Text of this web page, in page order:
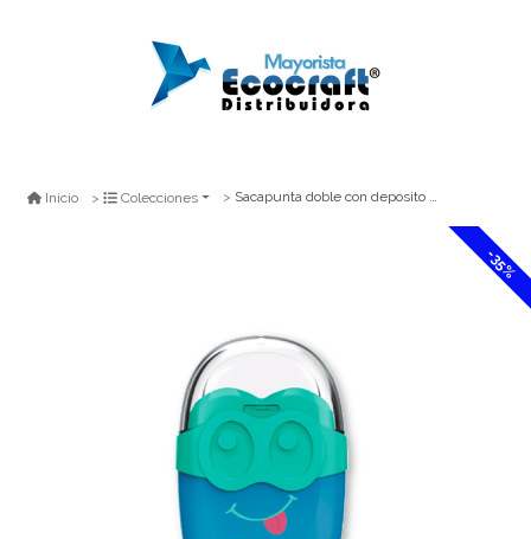
Inicio Colecciones Sacapunta doble con deposito monster proarte
-35%